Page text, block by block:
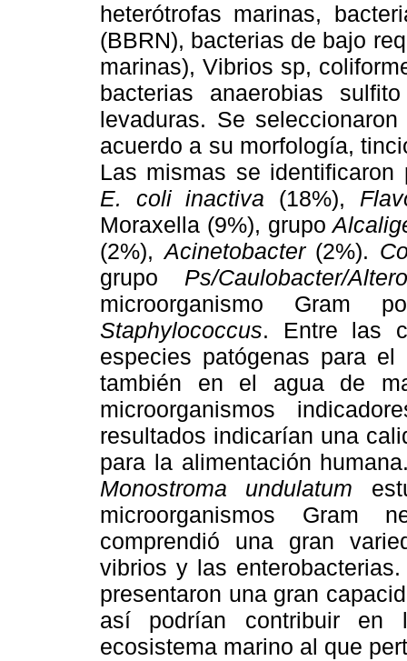
heterótrofas marinas,
(BBRN), bacterias de bajo
marinas), Vibrios sp,
bacterias anaerobias
levaduras. Se
acuerdo a su morfología,
Las mismas se
E. coli inactiva (18%),
Moraxella (9%), grupo
(2%),Acinetobacter(2%).
grupo Ps/Caulobacter/
microorganismo Gram
Staphylococcus. Entre las
especies patógenas para
también en el agua de
microorganismos
resultados indicarían una
para la alimentación
Monostroma undulatum
microorganismos Gram
comprendió una gran
vibrios y las
presentaron una gran
así podrían contribuir en
ecosistema marino al que